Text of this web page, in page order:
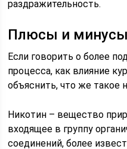
раздражительность.
Плюсы и минусы
Если говорить о более
процесса, как влияние
объяснить, что же такое
Никотин – вещество
входящее в группу
соединений, более